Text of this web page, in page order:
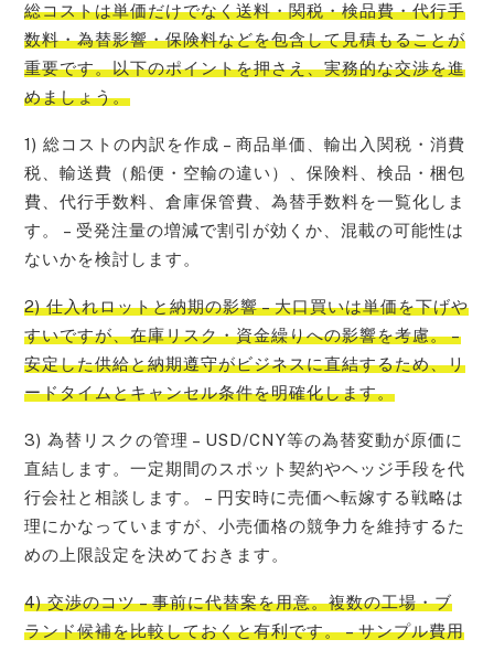
総コストは単価だけでなく送料・関税・検品費・代行手
数料・為替影響・保険料などを包含して見積もることが
重要です。以下のポイントを押さえ、実務的な交渉を進
めましょう。
1) 総コストの内訳を作成 – 商品単価、輸出入関税・消費
税、輸送費（船便・空輸の違い）、保険料、検品・梱包
費、代行手数料、倉庫保管費、為替手数料を一覧化しま
す。 – 受発注量の増減で割引が効くか、混載の可能性は
ないかを検討します。
2) 仕入れロットと納期の影響 – 大口買いは単価を下げや
すいですが、在庫リスク・資金繰りへの影響を考慮。 –
安定した供給と納期遵守がビジネスに直結するため、リ
ードタイムとキャンセル条件を明確化します。
3) 為替リスクの管理 – USD/CNY等の為替変動が原価に
直結します。一定期間のスポット契約やヘッジ手段を代
行会社と相談します。 – 円安時に売価へ転嫁する戦略は
理にかなっていますが、小売価格の競争力を維持するた
めの上限設定を決めておきます。
4) 交渉のコツ – 事前に代替案を用意。複数の工場・ブ
ランド候補を比較しておくと有利です。 – サンプル費用